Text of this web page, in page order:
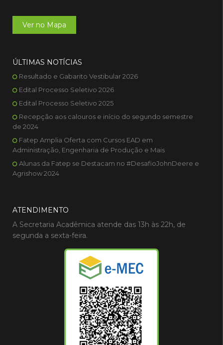
Ver no Mapa
ÚLTIMAS NOTÍCIAS
Resultado e Gabarito Vestibular 2026
Edital Processo Seletivo 2026
Edital Processo Seletivo 2025
Recepção aos calouros e início do segundo semestre
de 2024
Fatep Amplia Oferta com Cursos EAD em
Administração, Engenharia de Produção e Mais
Alunas da Fatep se Destacam no #DesafioJohnDeere e
Agrishow 2024
ATENDIMENTO
A Secretaria Acadêmica atende das 13h às 22h, de
segunda a sexta-feira.